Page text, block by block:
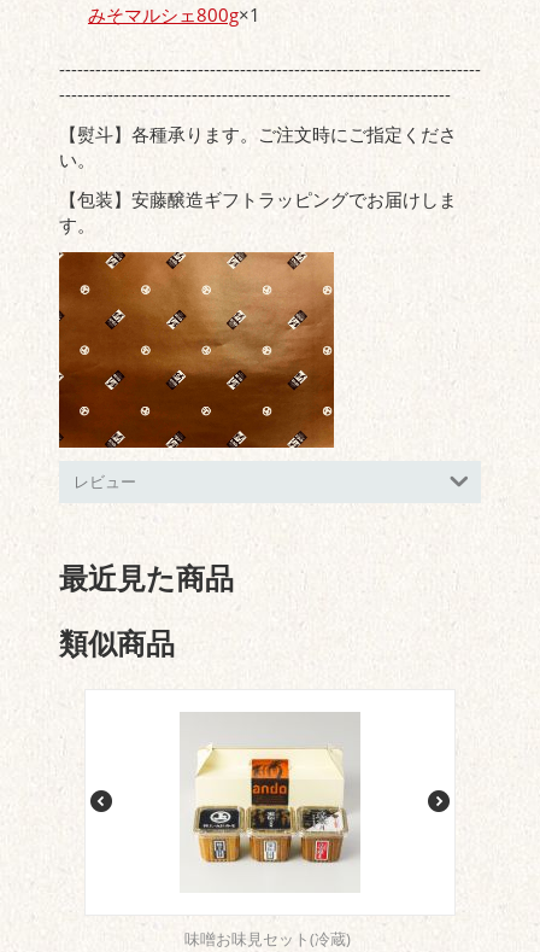
みそマルシェ800g×1
----------------------------------------------------------------------
-----------------------------------------------------------------
【熨斗】各種承ります。ご注文時にご指定くださ
い。
【包装】安藤醸造ギフトラッピングでお届けしま
す。
レビュー
最近見た商品
類似商品
味噌お味見セット(冷蔵)